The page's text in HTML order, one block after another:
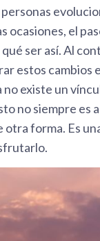
ocasiones, el
ser así. Al
estos cambios
existe un
no siempre es
forma. Es